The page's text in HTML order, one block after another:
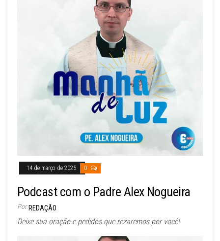
14 de março de 2025 0
Podcast com o Padre Alex Nogueira
Por REDAÇÃO
Deixe sua oração e pedidos que rezaremos por você!